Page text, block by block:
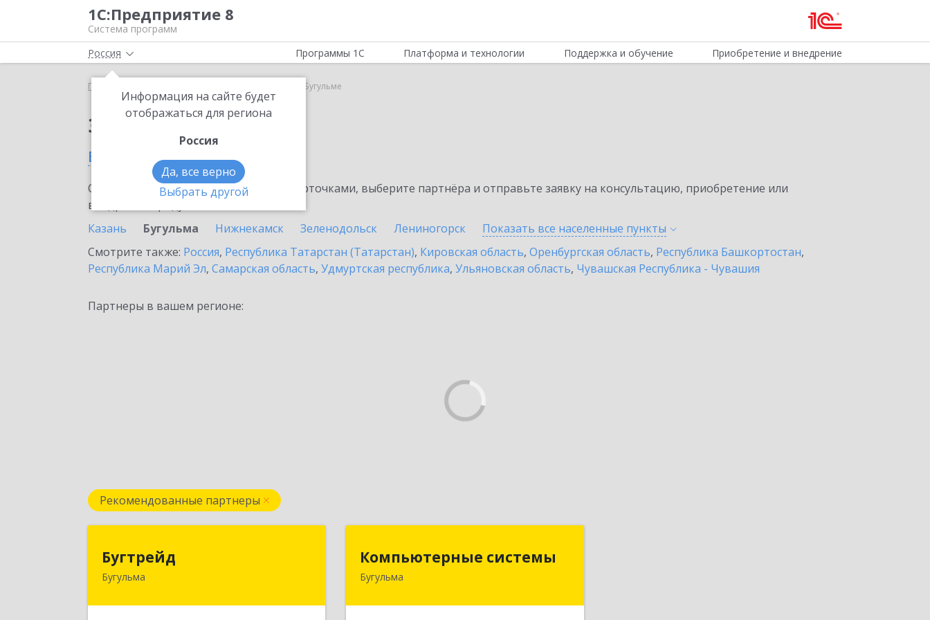
1С:Предприятие 8
Система программ
Россия
Информация на сайте будет
отображаться для региона
Россия
Да, все верно
Выбрать другой
Программы 1С Платформа и технологии Поддержка и обучение Приобретение и внедрение
Главная 1С:ЕГИСЗ в Бугульме
Заказать 1С:ЕГИСЗ
в Бугульме
Ознакомьтесь с информационными карточками, выберите партнёра и отправьте заявку на консультацию, приобретение или
внедрение продукта.
Казань
Бугульма Нижнекамск Зеленодольск Лениногорск Показать все населенные пункты
Смотрите также: Россия, Республика Татарстан (Татарстан), Кировская область, Оренбургская область, Республика Башкортостан,
Республика Марий Эл, Самарская область, Удмуртская республика, Ульяновская область, Чувашская Республика - Чувашия
Партнеры в вашем регионе:
Рекомендованные партнеры
Бугтрейд
Бугульма
420230, Татарстан Респ, Бугульма г,
Компьютерные системы
Бугульма420111, Республика Татарстан,